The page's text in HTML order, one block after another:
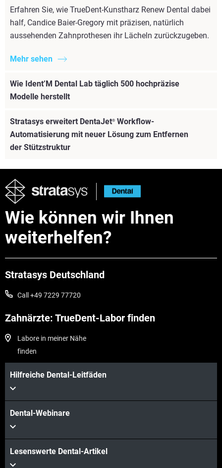
Erfahren Sie, wie TrueDent-Kunstharz Renew Dental dabei
half, Candice Baier-Gregory mit präzisen, natürlich
aussehenden Zahnprothesen ihr Lächeln zurückzugeben.
Mehr sehen
Wie Ident’M Dental Lab täglich 500 hochpräzise
Modelle herstellt
Mehr sehen
Stratasys erweitert DentaJet® Workflow-
Automatisierung mit neuer Lösung zum Entfernen
der Stützstruktur
Mehr sehen
Wie können wir Ihnen
weiterhelfen?
Stratasys Deutschland
Call +49 7229 77720
Zahnärzte: TrueDent-Labor finden
Labore in meiner Nähe
finden
Hilfreiche Dental-Leitfäden
Dental-Webinare
Lesenswerte Dental-Artikel